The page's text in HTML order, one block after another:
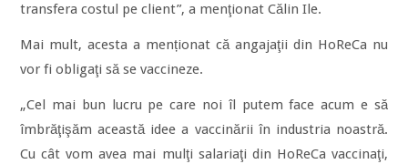
transfera costul pe client”, a menţionat Călin Ile.
Mai mult, acesta a menționat că angajaţii din HoReCa nu
vor fi obligaţi să se vaccineze.
„Cel mai bun lucru pe care noi îl putem face acum e să
îmbrăţişăm această idee a vaccinării în industria noastră.
Cu cât vom avea mai mulţi salariaţi din HoReCa vaccinaţi,